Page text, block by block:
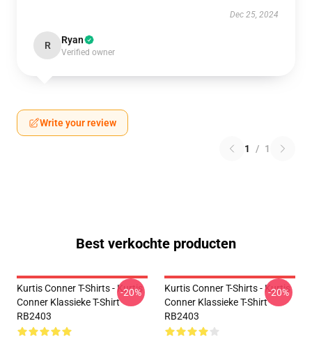
Dec 25, 2024
R Ryan
Verified owner
Write your review
1 / 1
Best verkochte producten
Kurtis Conner T-Shirts - Kurtis
Conner Klassieke T-Shirt
RB2403
-20%
Kurtis Conner T-Shirts - Kurtis
Conner Klassieke T-Shirt
RB2403
-20%